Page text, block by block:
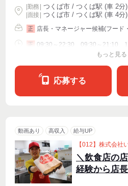
|勤務 つくば市 / つくば駅 (車 2分)
| 面接 | つくば市 / つくば駅 (車 4分)
正 店長・マネージャー候補(フード・飲食店)、
正 09:30～22:30、09:30～21:10、
もっと見る
応募する
動画あり 高収入 給与UP
【012】株式会
＼飲食店の
経験から店